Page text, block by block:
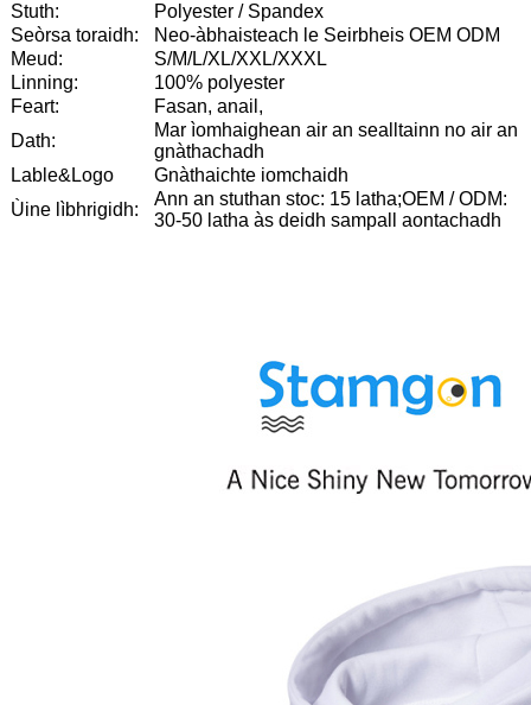
Stuth:
Polyester / Spandex
Seòrsa toraidh:
Neo-àbhaisteach le Seirbheis OEM ODM
Meud:
S/M/L/XL/XXL/XXXL
Linning:
100% polyester
Feart:
Fasan, anail,
Dath:
Mar ìomhaighean air an sealltainn no air an
gnàthachadh
Lable&Logo
Gnàthaichte iomchaidh
Ùine lìbhrigidh:
Ann an stuthan stoc: 15 latha;OEM / ODM:
30-50 latha às deidh sampall aontachadh